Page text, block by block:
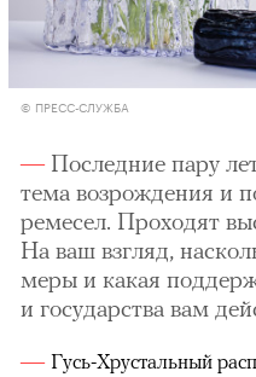
© ПРЕСС-СЛУЖБА
Последние пару
тема возрождения и
ремесел. Проходят
На ваш взгляд,
меры и какая
и государства вам
Гусь-Хрустальный